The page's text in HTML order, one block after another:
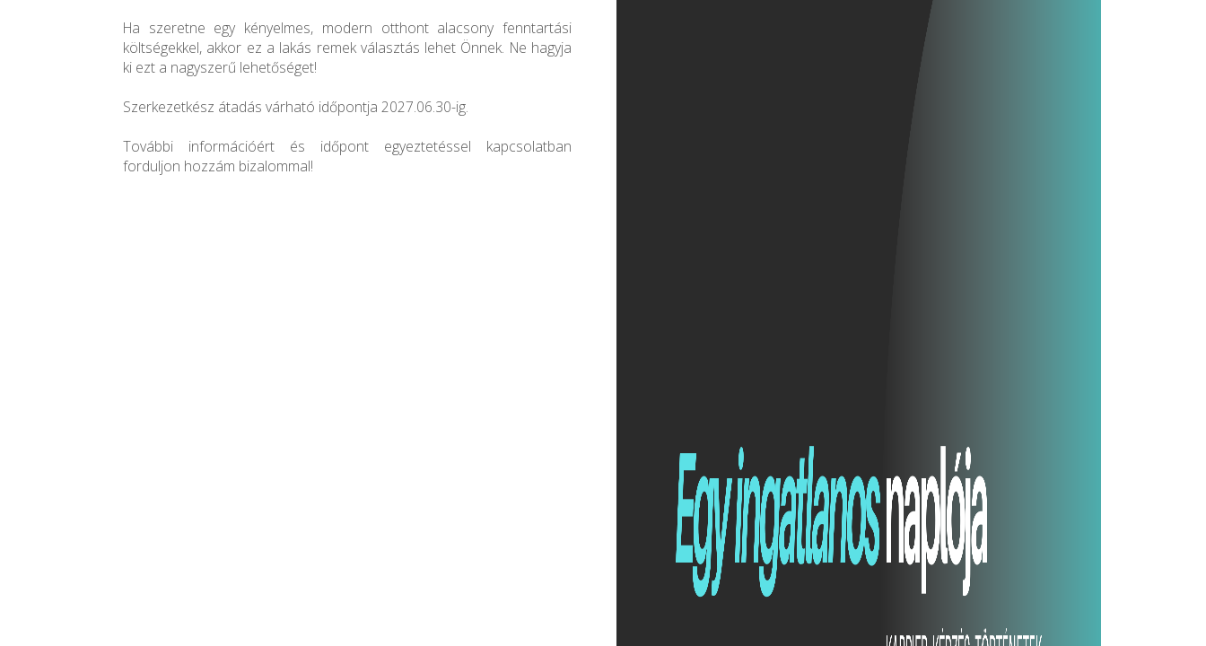
Ha szeretne egy kényelmes, modern otthont alacsony fenntartási
költségekkel, akkor ez a lakás remek választás lehet Önnek. Ne hagyja
ki ezt a nagyszerű lehetőséget!
Szerkezetkész átadás várható időpontja 2027.06.30-ig.
További információért és időpont egyeztetéssel kapcsolatban
forduljon hozzám bizalommal!